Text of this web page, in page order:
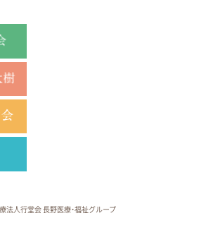
法人行堂会 長野医療・福祉グループ